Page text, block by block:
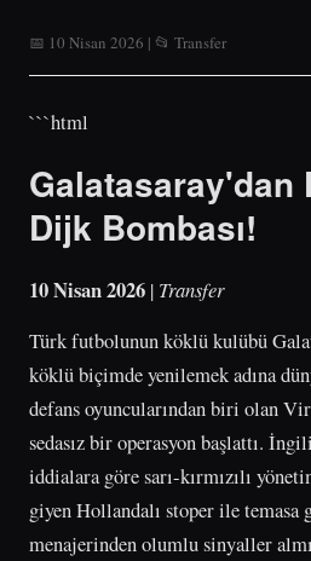
📅 10 Nisan 2026 | 📂 Transfer
```html
Galatasaray'dan
Dijk Bombası!
10 Nisan 2026 | Transfer
Türk futbolunun köklü kulübü
köklü biçimde yenilemek adına
defans oyuncularından biri olan
sedasız bir operasyon başlattı.
iddialara göre sarı-kırmızılı
giyen Hollandalı stoper ile temasa
menajerinden olumlu sinyaller